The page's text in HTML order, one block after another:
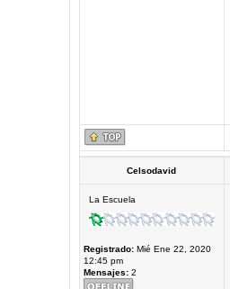
Celsodavid
La Escuela
Registrado:Mié Ene 22, 2020
12:45 pm
Mensajes:2